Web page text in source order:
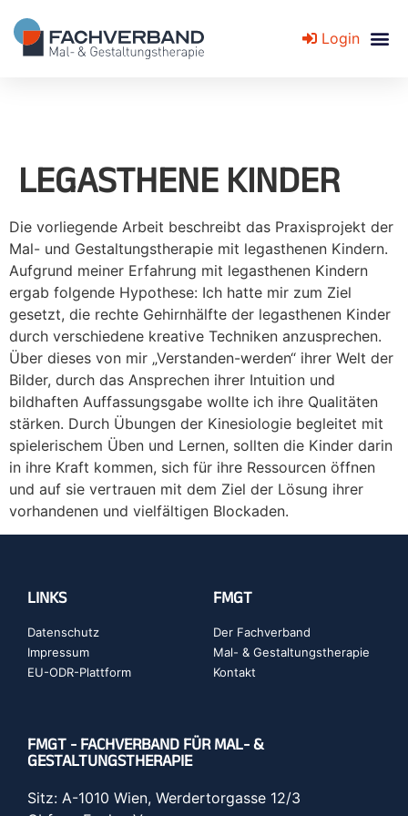
Login
LEGASTHENE KINDER
Die vorliegende Arbeit beschreibt das Praxisprojekt der
Mal- und Gestaltungstherapie mit legasthenen Kindern.
Aufgrund meiner Erfahrung mit legasthenen Kindern
ergab folgende Hypothese: Ich hatte mir zum Ziel
gesetzt, die rechte Gehirnhälfte der legasthenen Kinder
durch verschiedene kreative Techniken anzusprechen.
Über dieses von mir „Verstanden-werden“ ihrer Welt der
Bilder, durch das Ansprechen ihrer Intuition und
bildhaften Auffassungsgabe wollte ich ihre Qualitäten
stärken. Durch Übungen der Kinesiologie begleitet mit
spielerischem Üben und Lernen, sollten die Kinder darin
in ihre Kraft kommen, sich für ihre Ressourcen öffnen
und auf sie vertrauen mit dem Ziel der Lösung ihrer
vorhandenen und vielfältigen Blockaden.
LINKS
Datenschutz
Impressum
EU-ODR-Plattform
FMGT
Der Fachverband
Mal- & Gestaltungstherapie
Kontakt
FMGT - FACHVERBAND FÜR MAL- &
GESTALTUNGSTHERAPIE
Sitz: A-1010 Wien, Werdertorgasse 12/3